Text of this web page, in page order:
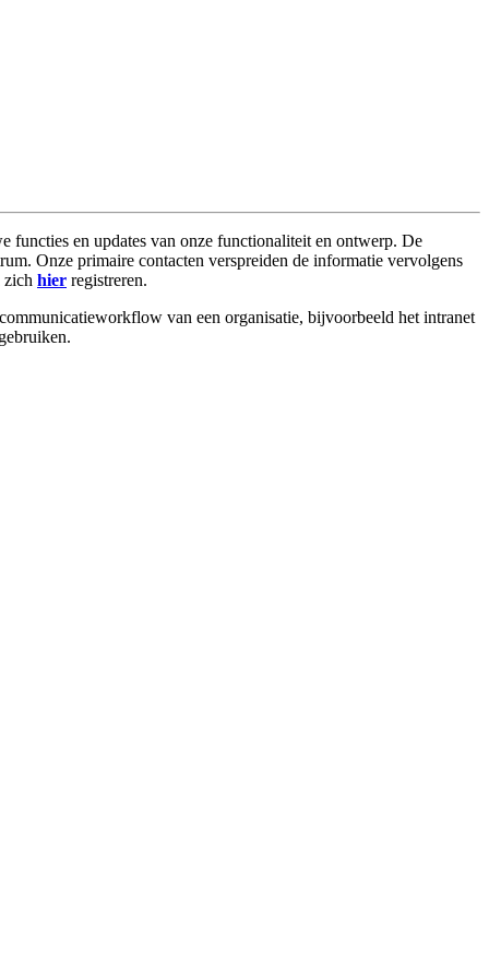
functies en updates van onze functionaliteit en ontwerp. De
. Onze primaire contacten verspreiden de informatie vervolgens
zich hier registreren.
communicatieworkflow van een organisatie, bijvoorbeeld het intranet
gebruiken.